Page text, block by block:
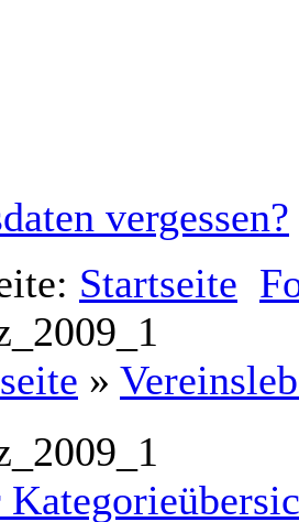
vergessen?
Startseite
»